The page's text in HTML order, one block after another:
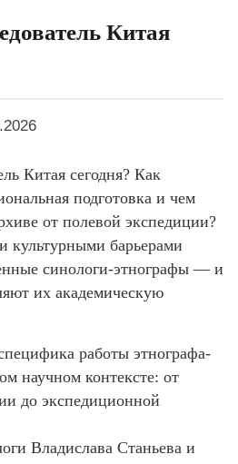
Китая
Китая сегодня? Как
подготовка и чем
от полевой экспедиции?
барьерами
синологи-этнографы — и
их академическую
работы этнографа-
научном контексте: от
до экспедиционной
Владислава Станьева и